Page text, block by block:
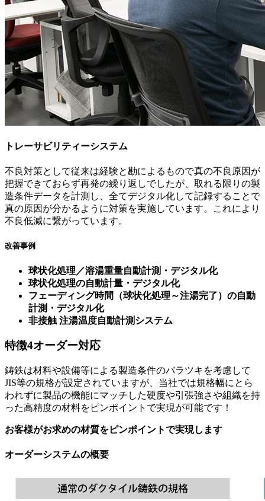
トレーサビリティーシステム
不良対策として従来は経験と勘によるもので真の不良原因が
把握できておらず再発の繰り返しでしたが、取れる限りの製
造条件データを計測し、全てデジタル化して記録することで
真の原因が分かるように対策を実施しています。これにより
不良低減に繋がっています。
改善事例
球状化処理／溶湯重量自動計測・デジタル化
球状化処理の自動計量・デジタル化
フェーディング時間（球状化処理～注湯完了）の自動
計測・デジタル化
非接触 注湯温度自動計測システム
特徴4オーダー対応
鋳鉄は材料や設備等による製造条件のバラツキを考慮して
JIS等の規格が設定されていますが、当社では規格幅にとら
われずに製品の機能にマッチした硬度や引張強さや組織を持
った高精度の材料をピンポイントで実現が可能です！
お客様がお求めの材質をピンポイントで実現します
オーダーシステムの概要